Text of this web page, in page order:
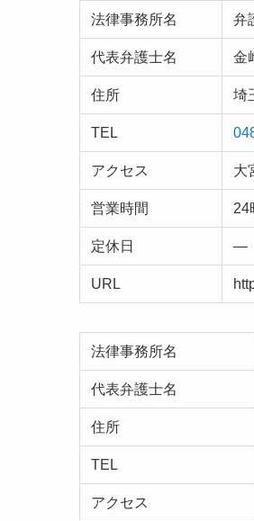
法律事務所名 弁
代表弁護士名 金
住所 埼
TEL
アクセス 大
営業時間 24
定休日 —
URL
法律事務所名
代表弁護士名
住所
TEL
アクセス